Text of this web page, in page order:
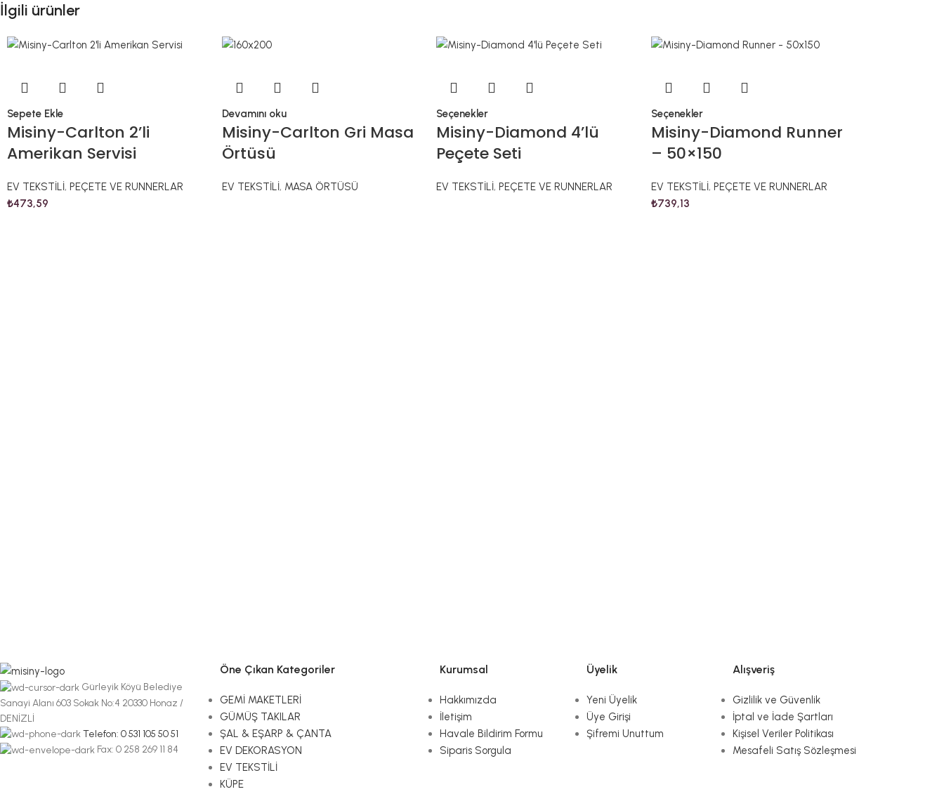
İlgili ürünler
Sepete Ekle
Misiny-Carlton 2’li
Amerikan Servisi
EV TEKSTİLİ, PEÇETE VE RUNNERLAR
₺473,59
Devamını oku
Misiny-Carlton Gri Masa
Örtüsü
EV TEKSTİLİ, MASA ÖRTÜSÜ
Seçenekler
Misiny-Diamond 4’lü
Peçete Seti
EV TEKSTİLİ, PEÇETE VE RUNNERLAR
Seçenekler
Misiny-Diamond Runner
– 50×150
EV TEKSTİLİ, PEÇETE VE RUNNERLAR
₺739,13
Gürleyik Köyü Belediye
Sanayi Alanı 603 Sokak No:4 20330 Honaz /
DENİZLİ
Telefon: 0 531 105 50 51
Fax: 0 258 269 11 84
Öne Çıkan Kategoriler
GEMİ MAKETLERİ
GÜMÜŞ TAKILAR
ŞAL & EŞARP & ÇANTA
EV DEKORASYON
EV TEKSTİLİ
KÜPE
Kurumsal
Hakkımızda
İletişim
Havale Bildirim Formu
Siparis Sorgula
Üyelik
Yeni Üyelik
Üye Girişi
Şifremi Unuttum
Alışveriş
Gizlilik ve Güvenlik
İptal ve İade Şartları
Kişisel Veriler Politikası
Mesafeli Satış Sözleşmesi